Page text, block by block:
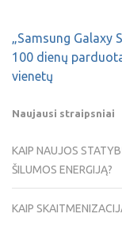
„Samsung Galaxy
100 dienų
vienetų
Naujausi straipsniai
KAIP NAUJOS
ŠILUMOS ENERGIJĄ?
KAIP